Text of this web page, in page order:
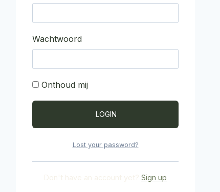
Wachtwoord
Onthoud mij
Lost your password?
Sign up